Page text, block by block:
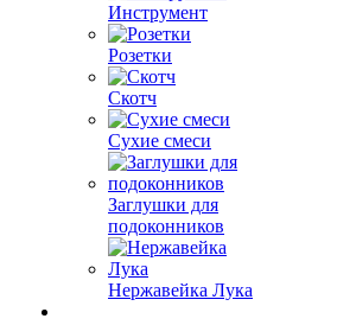
Инструмент
Розетки
Скотч
Сухие смеси
Заглушки для
подоконников
Нержавейка Лука